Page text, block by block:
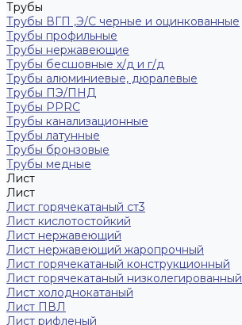
Трубы
Трубы ВГП ,Э/С черные и оцинкованные
Трубы профильные
Трубы нержавеющие
Трубы бесшовные х/д и г/д
Трубы алюминиевые, дюралевые
Трубы ПЭ/ПНД
Трубы PPRC
Трубы канализационные
Трубы латунные
Трубы бронзовые
Трубы медные
Лист
Лист
Лист горячекатаный ст3
Лист кислотостойкий
Лист нержавеющий
Лист нержавеющий жаропрочный
Лист горячекатаный конструкционный
Лист горячекатаный низколегированный
Лист холоднокатаный
Лист ПВЛ
Лист рифленый